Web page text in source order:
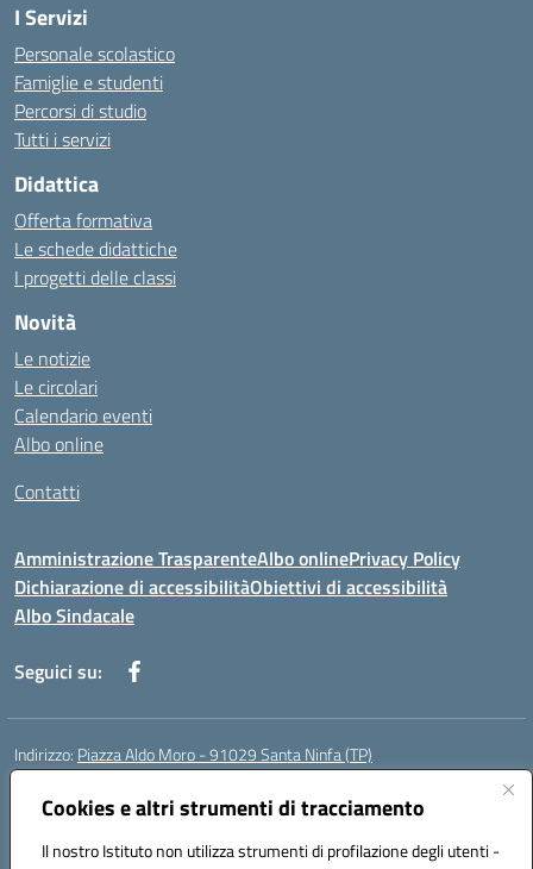
Cookies e altri strumenti di tracciamento
Il nostro Istituto non utilizza strumenti di profilazione degli utenti -
I Servizi
Personale scolastico
Famiglie e studenti
Percorsi di studio
Tutti i servizi
Didattica
Offerta formativa
Le schede didattiche
I progetti delle classi
Novità
Le notizie
Le circolari
Calendario eventi
Albo online
Contatti
Amministrazione TrasparenteAlbo onlinePrivacy Policy
Dichiarazione di accessibilitàObiettivi di accessibilità
Albo Sindacale
Seguici su:
Indirizzo: Piazza Aldo Moro - 91029 Santa Ninfa (TP)
Centralino:
Posta elettronica certificata (PEC):tpic807004@pec.istruzione.it
Codice fiscale: 81002070811